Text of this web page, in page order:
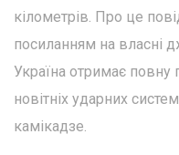
кілометрів. Про це
посиланням на власні
Україна отримає повну
новітніх ударних
камікадзе.